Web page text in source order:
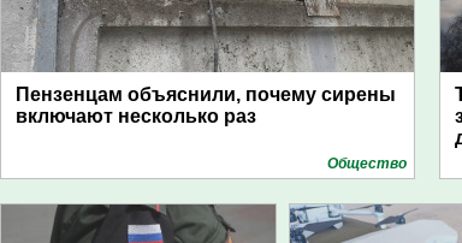
Пензенцам объяснили, почему сирены
включают несколько раз
Общество